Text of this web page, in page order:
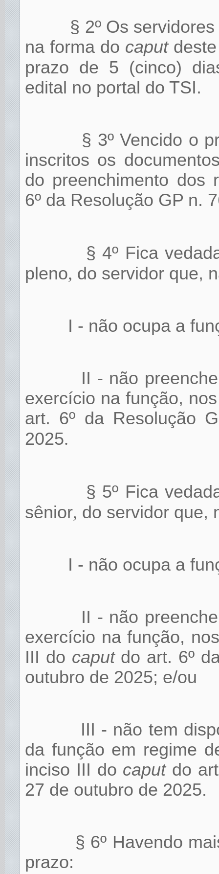
§ 2º Os
na forma do caputdeste
prazo de 5 (cinco)
edital no portal do TSI.
§ 3º Vencido o
inscritos os
do preenchimento dos
6º da Resolução GP n.
§ 4º Fica
pleno, do servidor que,
I - não ocupa a
II - não
exercício na função,
art. 6º da Resolução
2025.
§ 5º Fica
sênior, do servidor que,
I - não ocupa a
II - não
exercício na função,
III do caputdo art. 6º
outubro de 2025; e/ou
III - não tem
da função em regime
inciso III do caputdo
27 de outubro de 2025.
§ 6º Havendo
prazo: